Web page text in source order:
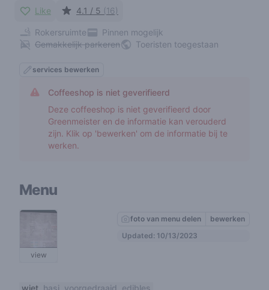
Like 4.1 / 5 (16)
Rokersruimte
Pinnen mogelijk
Gemakkelijk parkeren
Toeristen toegestaan
services bewerken
Coffeeshop is niet geverifieerd
Deze coffeeshop is niet geverifieerd door
Greenmeister en de informatie kan verouderd
zijn. Klik op 'bewerken' om de informatie bij te
werken.
Menu
view
foto van menu delen
bewerken
Updated: 10/13/2023
wiet hasj voorgedraaid edibles